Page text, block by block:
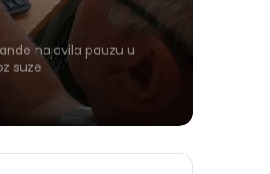
najavila pauzu u
suze